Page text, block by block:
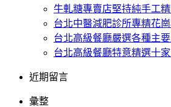
牛軋糖專賣店堅持純手工
台北中醫減肥診所專精花
台北高級餐廳嚴選各種主
台北高級餐廳特意精選十
近期留言
彙整